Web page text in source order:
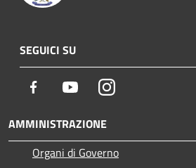
SEGUICI SU
Facebook YoutubeInstagram
AMMINISTRAZIONE
Organi di Governo